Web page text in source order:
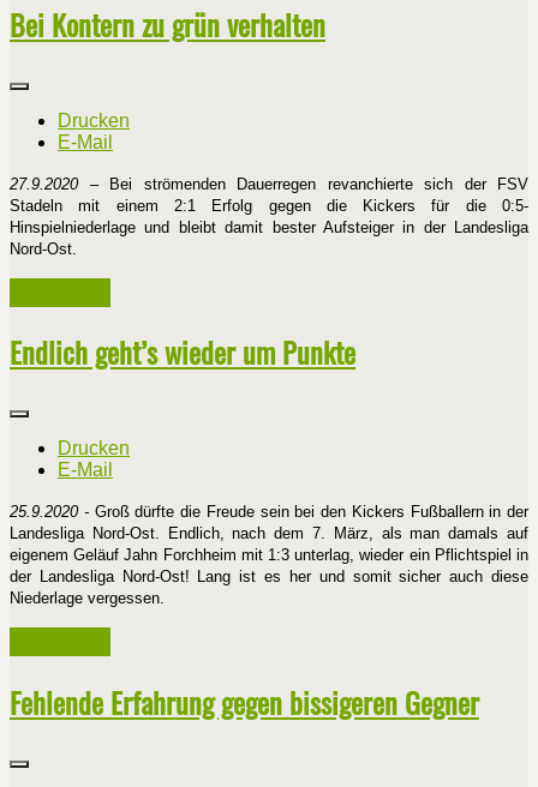
Bei Kontern zu grün verhalten
Drucken
E-Mail
27.9.2020– Bei strömenden Dauerregen revanchierte sich der FSV
Stadeln mit einem 2:1 Erfolg gegen die Kickers für die 0:5-
Hinspielniederlage und bleibt damit bester Aufsteiger in der Landesliga
Nord-Ost.
Endlich geht’s wieder um Punkte
Drucken
E-Mail
25.9.2020 - Groß dürfte die Freude sein bei den Kickers Fußballern in der
Landesliga Nord-Ost. Endlich, nach dem 7. März, als man damals auf
eigenem Geläuf Jahn Forchheim mit 1:3 unterlag, wieder ein Pflichtspiel in
der Landesliga Nord-Ost! Lang ist es her und somit sicher auch diese
Niederlage vergessen.
Fehlende Erfahrung gegen bissigeren Gegner